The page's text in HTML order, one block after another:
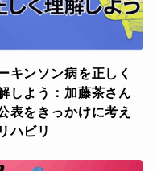
キンソン病を正しく
しよう：加藤茶さん
表をきっかけに考え
ハビリ